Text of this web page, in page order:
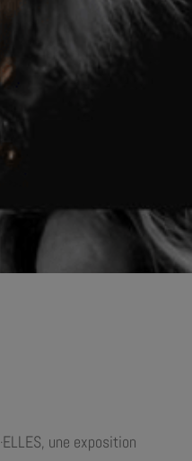
·ELLES, une exposition